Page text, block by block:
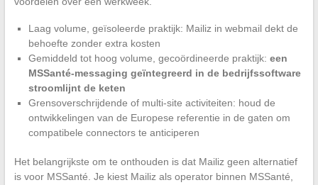
Laag volume, geïsoleerde praktijk: Mailiz in webmail dekt de
behoefte zonder extra kosten
Gemiddeld tot hoog volume, gecoördineerde praktijk: een
MSSanté-messaging geïntegreerd in de bedrijfssoftware
stroomlijnt de keten
Grensoverschrijdende of multi-site activiteiten: houd de
ontwikkelingen van de Europese referentie in de gaten om
compatibele connectors te anticiperen
Het belangrijkste om te onthouden is dat Mailiz geen alternatief
is voor MSSanté. Je kiest Mailiz als operator binnen MSSanté,